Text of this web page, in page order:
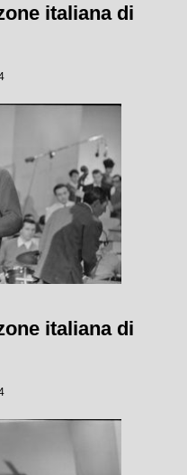
italiana di
italiana di